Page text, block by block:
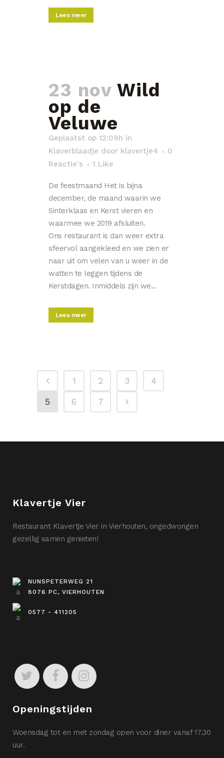
Lees meer
23 nov Wild
op de
Veluwe
Geplaatst op 12:09h in
Klaverblaadje door klavertje4
0
Reactie's
1 Like
De feestmaand Het is bijna
december, de maand waarin we
Sinterklaas en Kerst vieren en
waarmee we 2019 afsluiten.
Ons restaurant is dan weer extra
sfeervol aangekleed en we zien er
naar uit om velen van u weer in de
watten te leggen tijdens de
Kerstdagen. Inmiddels zijn we...
Lees meer
1 2 3
4
5
6 7
Klavertje Vier
Restaurant Klavertje Vier in Vierhouten, ongedwongen
gezellig samen genieten!
NUNSPETERWEG 21
8076 PC, VIERHOUTEN
0577 - 411205
Openingstijden
Woensdag tot en met zondag open voor diner vanaf 17.30
uur.